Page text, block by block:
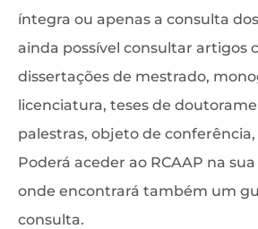
íntegra ou apenas a consulta
ainda possível consultar artigos
dissertações de mestrado,
licenciatura, teses de
palestras, objeto de
Poderá aceder ao RCAAP na
onde encontrará também um
consulta.